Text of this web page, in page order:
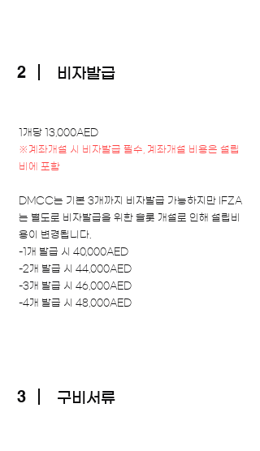
2 비자발급
1개당 13,000AED
※계좌개설 시 비자발급 필수, 계좌개설 비용은 설립
비에 포함​
DMCC는 기본 3개까지 비자발급 가능하지만 IFZA
는 별도로 비자발급을 위한 슬롯 개설로 인해 설립비
용이 변경됩니다.
-1개 발급 시 40,000AED
-2개 발급 시 44,000AED
-3개 발급 시 46,000AED
-4개 발급 시 48,000AED
3 구비서류